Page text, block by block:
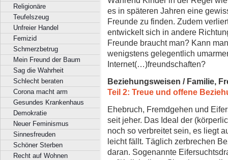
Religionäre
Teufelszeug
Unfreier Handel
Femizid
Schmerzbetrug
Mein Freund der Baum
Sag die Wahrheit
Schlecht beraten
Corona macht arm
Gesundes Krankenhaus
Demokratie
Neuer Feminismus
Sinnesfreuden
Schöner Sterben
Recht auf Wohnen
es in späteren Jahren eine
Freunde zu finden. Zudem
entwickelt sich in andere
Freunde braucht man? Kann
wenigstens gelegentlich
Internet(…)freundschaften?
Beziehungsweisen / Familie,
Teil 2: Treue und offene
Ehebruch, Fremdgehen und
seit jeher. Das Ideal der
noch so verbreitet sein, es liegt
leicht fällt. Täglich zerbrechen
daran. Sogenannte